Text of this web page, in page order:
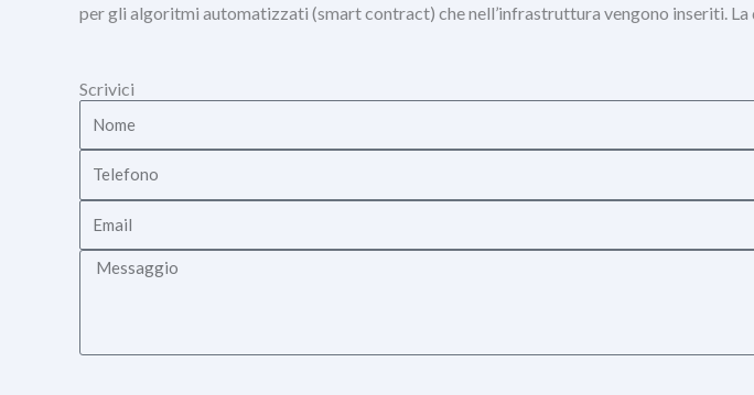
per gli algoritmi automatizzati (smart contract) che nell’infrastruttura vengono inseriti.
Scrivici
Nome
Telefono
Email
Messaggio